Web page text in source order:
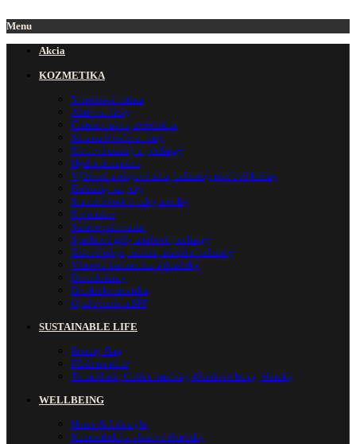
Menu
Akcia
KOZMETIKA
5-kroková rutina
Aktívne látky
Čistenie pleti, exfoliácia
Séra na obočie a riasy
Pleťové masky a peelingy
Hydratácia pleti
Výživné a olejové séra, balzamy, pleťové krémy
Balzamy na pery
Starostlivosť o ruky a nohy
Pre mužov
Samoopaľovanie
Sprchové gély a telové peelingy
Telové oleje, mlieka, maslá a balzamy
Vlasová kozmetika a doplnky
Dezodoranty
Detská kozmetika
Opaľovanie a SPF
SUSTAINABLE LIFE
Beauty Bag
Fľaše na pitie
Termofľaše, Coffee hrnčeky, Obedové boxy, Slamky
WELLBEING
Home & Lifestyle
Kozmetické a vlasové doplnky